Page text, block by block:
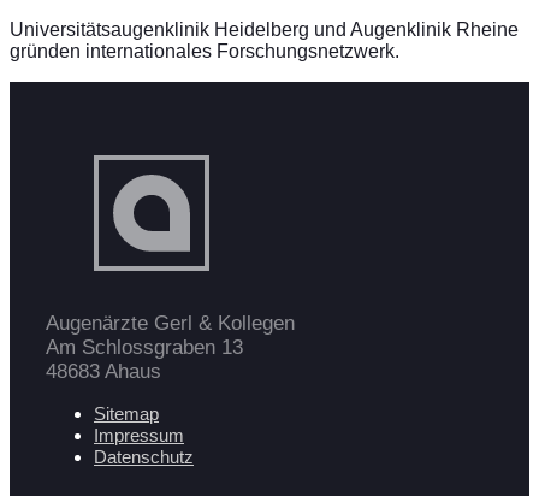
Universitätsaugenklinik Heidelberg und Augenklinik Rheine
gründen internationales Forschungsnetzwerk.
Augenärzte Gerl & Kollegen
Am Schlossgraben 13
48683 Ahaus
Sitemap
Impressum
Datenschutz